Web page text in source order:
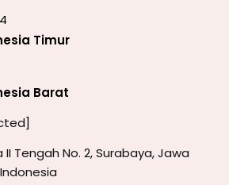
Timur
Barat
II Tengah No. 2, Surabaya, Jawa